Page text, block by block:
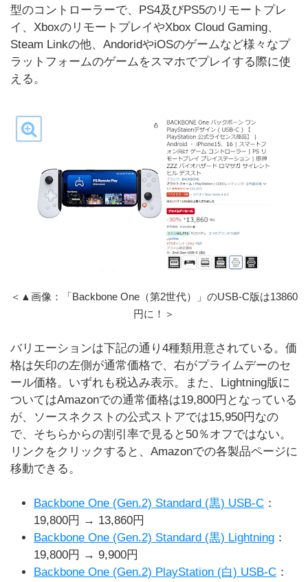
型のコントローラーで、PS4及びPS5のリモートプレ
イ、XboxのリモートプレイやXbox Cloud Gaming、
Steam Linkの他、AndoridやiOSのゲームなど様々なプ
ラットフォームのゲームをスマホでプレイする際に使
える。
＜▲画像：「Backbone One（第2世代）」のUSB-C版は13860
円に！＞
バリエーションは下記の通り4種類用意されている。価
格は矢印の左側が通常価格で、右がプライムデーのセ
ール価格。いずれも税込み表示。また、Lightning版に
ついてはAmazonでの通常価格は19,800円となっている
が、ソースネクストの公式ストアでは15,950円なの
で、そちらからの割引率で見ると50％オフではない。
リンクをクリックすると、Amazonでの各製品ページに
移動できる。
Backbone One (Gen.2) Standard (黒) USB-C ：
19,800円 → 13,860円
Backbone One (Gen.2) Standard (黒) Lightning ：
19,800円 → 9,900円
Backbone One (Gen.2) PlayStation (白) USB-C ：